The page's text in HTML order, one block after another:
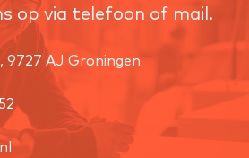
op via telefoon of mail.
9727 AJ Groningen